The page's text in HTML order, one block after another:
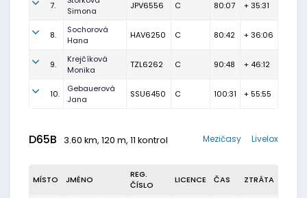
7.
Simona
JPV6556 C 80:07 + 35:31
8.
Sochorová
Hana
HAV6250 C 80:42 + 36:06
9.
Krejčíková
Monika
TZL6262 C 90:48 + 46:12
10.
Gebauerová
Jana
SSU6450 C 100:31 + 55:55
D65B 3.60 km, 120 m, 11 kontrol Livelox
Mezičasy
MÍSTO JMÉNO
REG.
ČÍSLO
LICENCE ČAS ZTRÁTA